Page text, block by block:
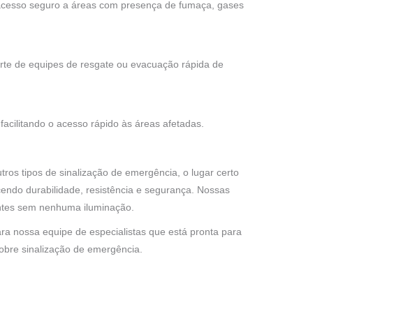
seguro a áreas com presença de fumaça, gases
de equipes de resgate ou evacuação rápida de
o acesso rápido às áreas afetadas.
tipos de sinalização de emergência, o lugar certo
durabilidade, resistência e segurança. Nossas
sem nenhuma iluminação.
nossa equipe de especialistas que está pronta para
sinalização de emergência.